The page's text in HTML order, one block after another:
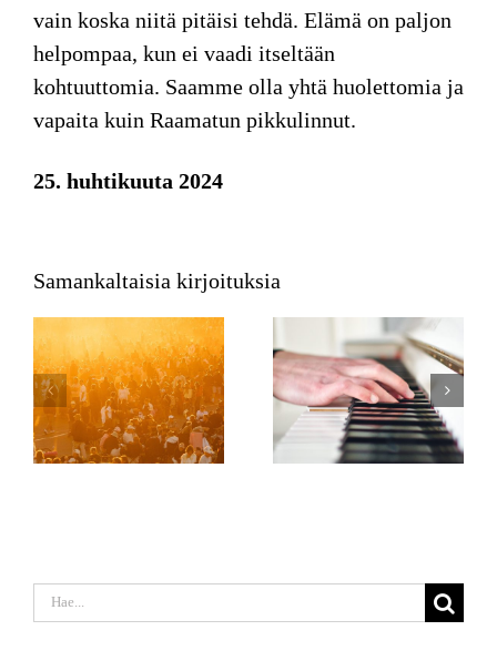
vain koska niitä pitäisi tehdä. Elämä on paljon
helpompaa, kun ei vaadi itseltään
kohtuuttomia. Saamme olla yhtä huolettomia ja
vapaita kuin Raamatun pikkulinnut.
25. huhtikuuta 2024
Samankaltaisia kirjoituksia
Etsi